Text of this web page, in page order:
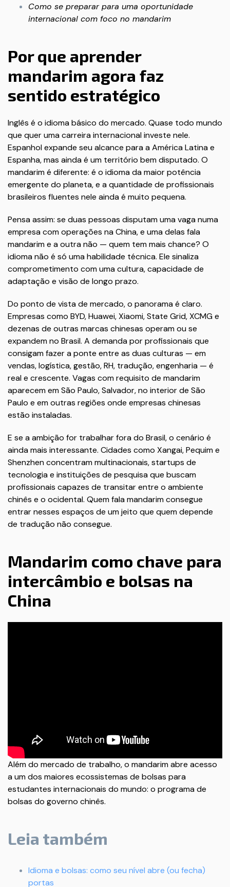
Como se preparar para uma oportunidade
internacional com foco no mandarim
Por que aprender
mandarim agora faz
sentido estratégico
Inglês é o idioma básico do mercado. Quase todo mundo
que quer uma carreira internacional investe nele.
Espanhol expande seu alcance para a América Latina e
Espanha, mas ainda é um território bem disputado. O
mandarim é diferente: é o idioma da maior potência
emergente do planeta, e a quantidade de profissionais
brasileiros fluentes nele ainda é muito pequena.
Pensa assim: se duas pessoas disputam uma vaga numa
empresa com operações na China, e uma delas fala
mandarim e a outra não — quem tem mais chance? O
idioma não é só uma habilidade técnica. Ele sinaliza
comprometimento com uma cultura, capacidade de
adaptação e visão de longo prazo.
Do ponto de vista de mercado, o panorama é claro.
Empresas como BYD, Huawei, Xiaomi, State Grid, XCMG e
dezenas de outras marcas chinesas operam ou se
expandem no Brasil. A demanda por profissionais que
consigam fazer a ponte entre as duas culturas — em
vendas, logística, gestão, RH, tradução, engenharia — é
real e crescente. Vagas com requisito de mandarim
aparecem em São Paulo, Salvador, no interior de São
Paulo e em outras regiões onde empresas chinesas
estão instaladas.
E se a ambição for trabalhar fora do Brasil, o cenário é
ainda mais interessante. Cidades como Xangai, Pequim e
Shenzhen concentram multinacionais, startups de
tecnologia e instituições de pesquisa que buscam
profissionais capazes de transitar entre o ambiente
chinês e o ocidental. Quem fala mandarim consegue
entrar nesses espaços de um jeito que quem depende
de tradução não consegue.
Mandarim como chave para
intercâmbio e bolsas na
China
Além do mercado de trabalho, o mandarim abre acesso
a um dos maiores ecossistemas de bolsas para
estudantes internacionais do mundo: o programa de
bolsas do governo chinês.
Leia também
Idioma e bolsas: como seu nível abre (ou fecha)
portas